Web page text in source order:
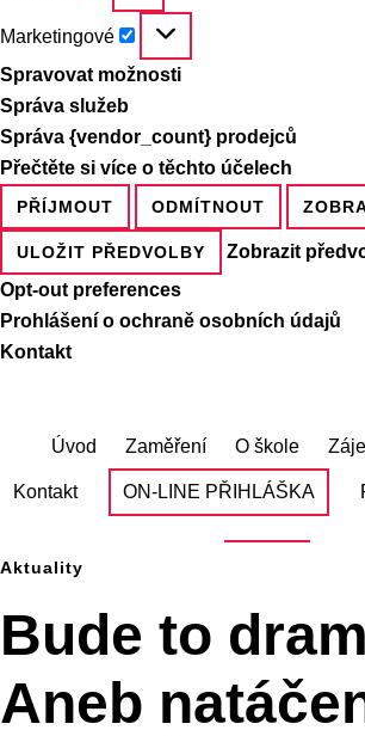
Marketingové
Marketingové
Spravovat možnosti
Správa služeb
Správa {vendor_count} prodejců
Přečtěte si více o těchto účelech
PŘÍJMOUT ODMÍTNOUT
ULOŽIT PŘEDVOLBY
Zobrazit
Opt-out preferences
Prohlášení o ochraně osobních údajů
Kontakt
Úvod Zaměření O škole
Kontakt ON-LINE PŘIHLÁŠKA
Aktuality
Bude to
Aneb